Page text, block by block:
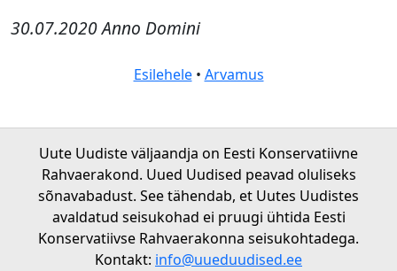
30.07.2020 Anno Domini
Esilehele• Arvamus
Uute Uudiste väljaandja on Eesti Konservatiivne
Rahvaerakond. Uued Uudised peavad oluliseks
sõnavabadust. See tähendab, et Uutes Uudistes
avaldatud seisukohad ei pruugi ühtida Eesti
Konservatiivse Rahvaerakonna seisukohtadega.
Kontakt: info@uueduudised.ee